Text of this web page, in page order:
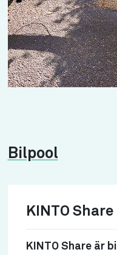
Bilpool
KINTO Share
KINTO Share är